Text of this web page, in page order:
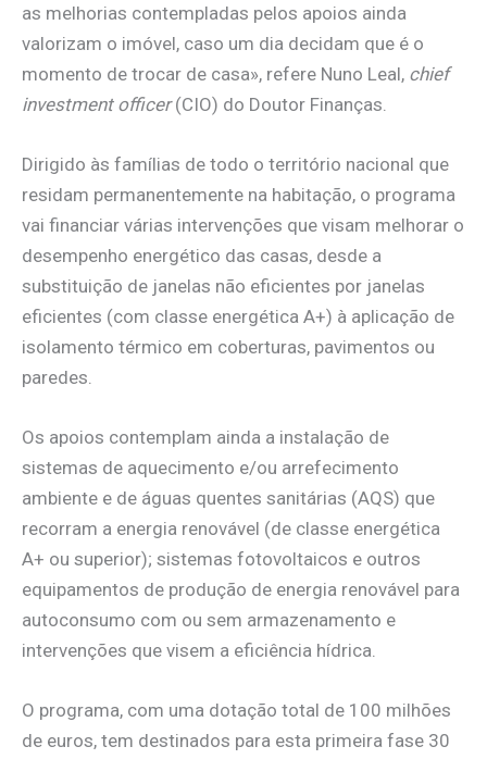
as melhorias contempladas pelos apoios ainda
valorizam o imóvel, caso um dia decidam que é o
momento de trocar de casa», refere Nuno Leal, chief
investment officer(CIO) do Doutor Finanças.
Dirigido às famílias de todo o território nacional que
residam permanentemente na habitação, o programa
vai financiar várias intervenções que visam melhorar o
desempenho energético das casas, desde a
substituição de janelas não eficientes por janelas
eficientes (com classe energética A+) à aplicação de
isolamento térmico em coberturas, pavimentos ou
paredes.
Os apoios contemplam ainda a instalação de
sistemas de aquecimento e/ou arrefecimento
ambiente e de águas quentes sanitárias (AQS) que
recorram a energia renovável (de classe energética
A+ ou superior); sistemas fotovoltaicos e outros
equipamentos de produção de energia renovável para
autoconsumo com ou sem armazenamento e
intervenções que visem a eficiência hídrica.
O programa, com uma dotação total de 100 milhões
de euros, tem destinados para esta primeira fase 30